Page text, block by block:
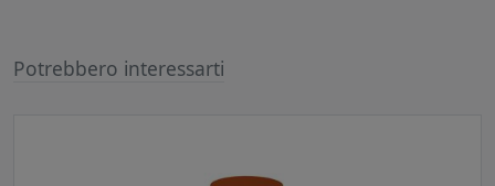
Potrebbero interessarti